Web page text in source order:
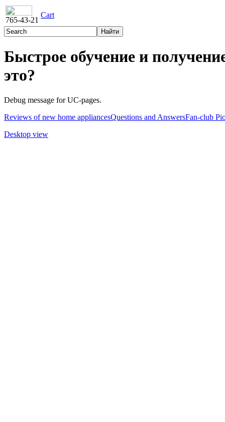
765-43-21
Cart
Быстрое обучение и
это?
Debug message for UC-pages.
Reviews of new home appliancesQuestions and AnswersFan-club
Desktop view